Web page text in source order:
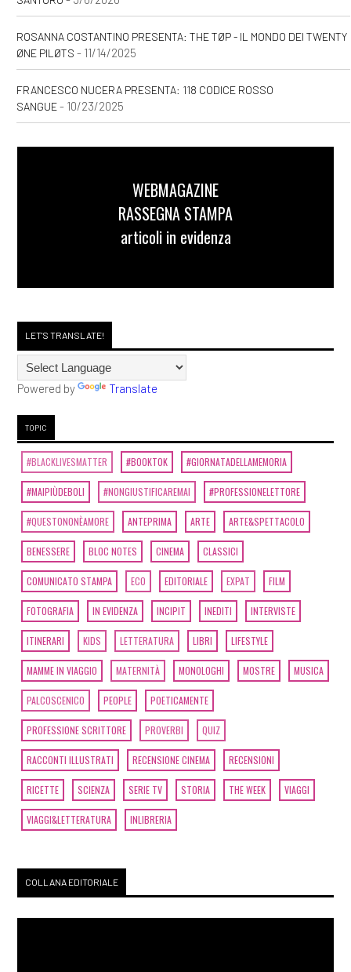
ROSANNA COSTANTINO PRESENTA: THE TØP - IL MONDO DEI TWENTY
ØNE PILØTS - 11/14/2025
FRANCESCO NUCERA PRESENTA: 118 CODICE ROSSO
SANGUE- 10/23/2025
WEBMAGAZINE
RASSEGNA STAMPA
articoli in evidenza
LET'S TRANSLATE!
Powered by Translate
TOPIC
#BLACKLIVESMATTER #BOOKTOK #GIORNATADELLAMEMORIA
#MAIPIÙDEBOLI #NONGIUSTIFICAREMAI #PROFESSIONELETTORE
#QUESTONONÈAMORE ANTEPRIMA ARTE ARTE&SPETTACOLO
BENESSERE BLOC NOTES CINEMA CLASSICI
COMUNICATO STAMPA ECO EDITORIALE EXPAT FILM
FOTOGRAFIA IN EVIDENZA INCIPIT INEDITI INTERVISTE
ITINERARI KIDS LETTERATURA LIBRI LIFESTYLE
MAMME IN VIAGGIO MATERNITÀ MONOLOGHI MOSTRE MUSICA
PALCOSCENICO PEOPLE POETICAMENTE
PROFESSIONE SCRITTORE PROVERBI QUIZ
RACCONTI ILLUSTRATI RECENSIONE CINEMA RECENSIONI
RICETTE SCIENZA SERIE TV STORIA THE WEEK VIAGGI
VIAGGI&LETTERATURA INLIBRERIA
COLLANA EDITORIALE